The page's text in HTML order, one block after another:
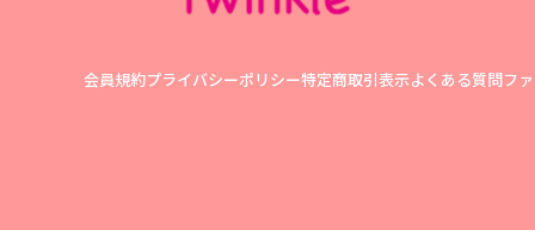
会員規約プライバシーポリシー特定商取引表示よくある質問フ